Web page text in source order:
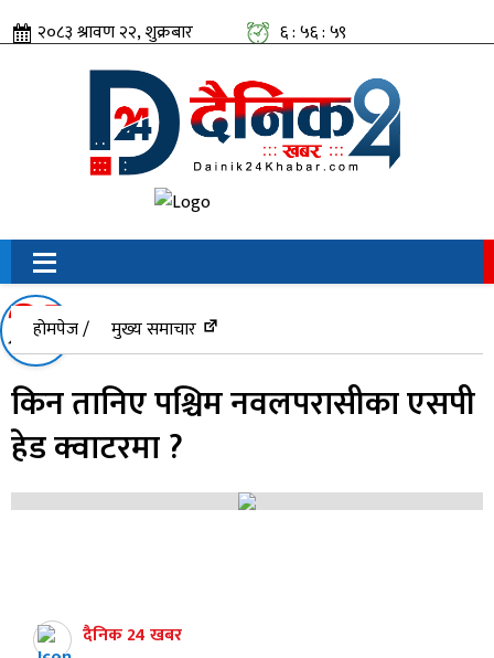
२०८३ श्रावण २२, शुक्रबार
६ : ५७ : ००
सामाजिक संजालतिर:
होमपेज / मुख्य समाचार
किन तानिए पश्चिम नवलपरासीका एसपी
हेड क्वाटरमा ?
दैनिक 24 खबर